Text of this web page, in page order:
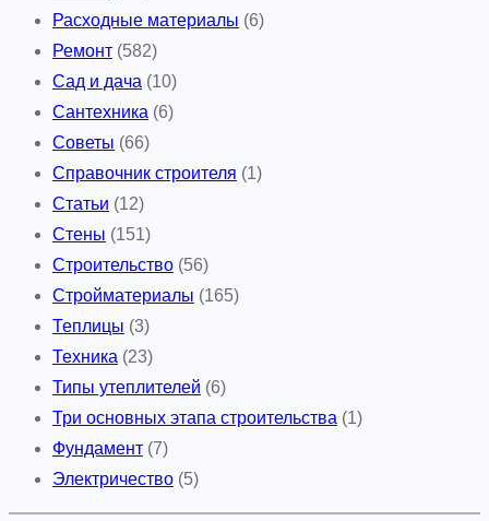
Расходные материалы (6)
Ремонт (582)
Сад и дача (10)
Сантехника (6)
Советы (66)
Справочник строителя (1)
Статьи (12)
Стены (151)
Строительство (56)
Стройматериалы (165)
Теплицы (3)
Техника (23)
Типы утеплителей (6)
Три основных этапа строительства (1)
Фундамент (7)
Электричество (5)